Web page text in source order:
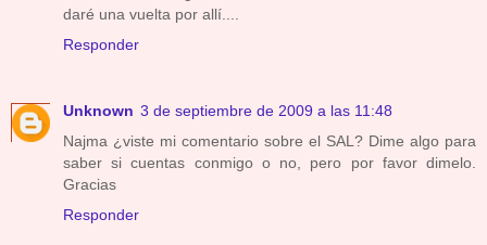
daré una vuelta por allí....
Responder
Unknown 3 de septiembre de 2009 a las 11:48
Najma ¿viste mi comentario sobre el SAL? Dime algo para
saber si cuentas conmigo o no, pero por favor dimelo.
Gracias
Responder